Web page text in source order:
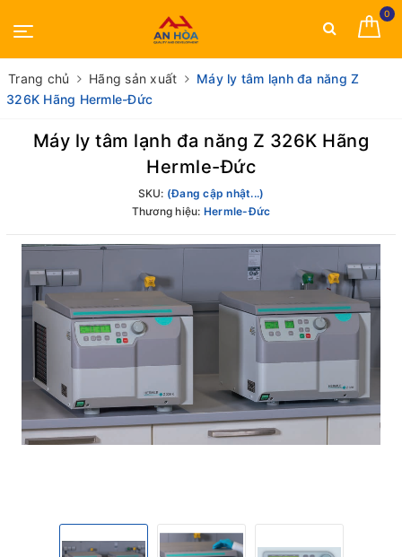
0
Trang chủ Hãng sản xuất
Máy ly tâm lạnh đa năng Z
326K Hãng Hermle-Đức
Máy ly tâm lạnh đa năng Z 326K Hãng
Hermle-Đức
SKU: (Đang cập nhật...)
Thương hiệu: Hermle-Đức